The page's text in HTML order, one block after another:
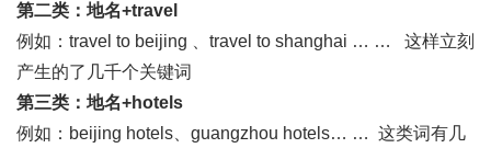
第二类：地名+travel
例如：travel to beijing 、travel to shanghai … … 这样立刻
产生的了几千个关键词
第三类：地名+hotels
例如：beijing hotels、guangzhou hotels… … 这类词有几